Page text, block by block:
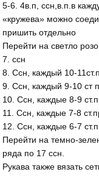
5-6. 4в.п, ссн,в.п.в
«кружева» можно
пришить отдельно
Перейти на светло
7. ссн
8. Ссн, каждый 10-
9. Ссн, каждый 9-10 ст
10. Ссн, каждые 8-9
11. Ссн, каждые 7-8
12. Ссн, каждые 6-7
Перейти на темно-
ряда по 17 ссн.
Рукава также вязать